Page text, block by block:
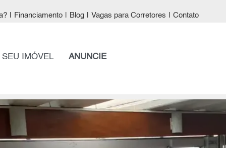
Financiamento Blog Vagas para Corretores Contato
IMÓVEL ANUNCIE